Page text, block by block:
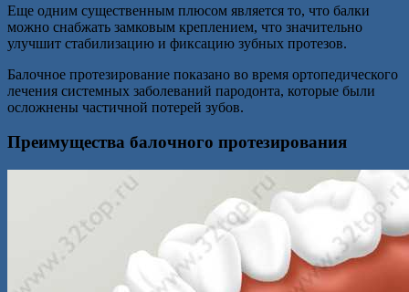
Еще одним существенным плюсом является то, что балки
можно снабжать замковым креплением, что значительно
улучшит стабилизацию и фиксацию зубных протезов.
Балочное протезирование показано во время ортопедического
лечения системных заболеваний пародонта, которые были
осложнены частичной потерей зубов.
Преимущества балочного протезирования